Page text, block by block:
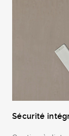
Sécurité